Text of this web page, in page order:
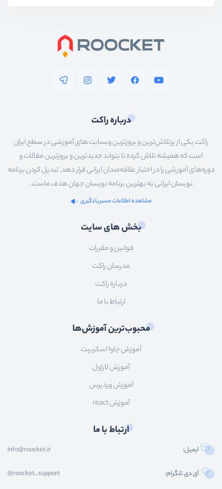
درباره راکت
راکت یکی از پرتلاش‌ترین و بروزترین وبسایت های آموزشی در سطح ایران
است که همیشه تلاش کرده تا بتواند جدیدترین و بروزترین مقالات و
دوره‌های آموزشی را در اختیار علاقه‌مندان ایرانی قرار دهد. تبدیل کردن برنامه
نویسان ایرانی به بهترین برنامه نویسان جهان هدف ماست.
مشاهده اطلاعات مسیریادگیری
بخش های سایت
قوانین و مقررات
مدرسان راکت
درباره راکت
ارتباط با ما
محبوب‌ترین آموزش‌ها
آموزش جاوا اسکریپت
آموزش لاراول
آموزش وردپرس
آموزش react
ارتباط با ما
ایمیل: info@roocket.ir
آی دی تلگرام: @roocket_support